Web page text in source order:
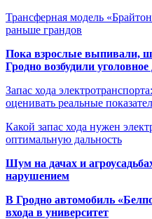
Трансферная модель
раньше грандов
Пока взрослые выпивали,
Гродно возбудили уголовное
Запас хода
оценивать реальные
Какой запас хода нужен
оптимальную дальность
Шум на дачах и
нарушением
В Гродно автомобиль
входа в университет